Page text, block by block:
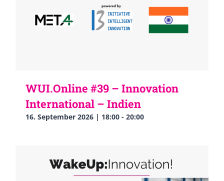
WUI.Online #39 – Innovation
International – Indien
16. September 2026 | 18:00 - 20:00